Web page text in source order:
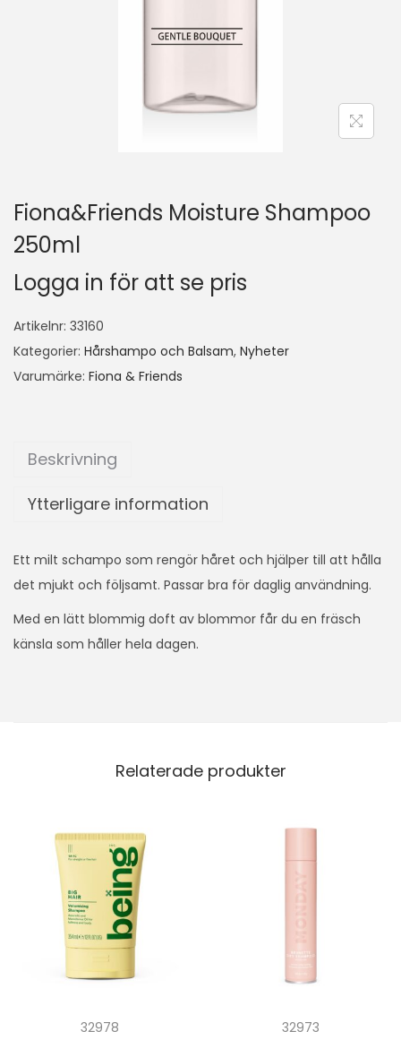
Fiona&Friends Moisture Shampoo
250ml
Logga in för att se pris
Artikelnr: 33160
Kategorier: Hårshampo och Balsam, Nyheter
Varumärke: Fiona & Friends
Beskrivning
Ytterligare information
Ett milt schampo som rengör håret och hjälper till att hålla
det mjukt och följsamt. Passar bra för daglig användning.
Med en lätt blommig doft av blommor får du en fräsch
känsla som håller hela dagen.
Relaterade produkter
32978
32973